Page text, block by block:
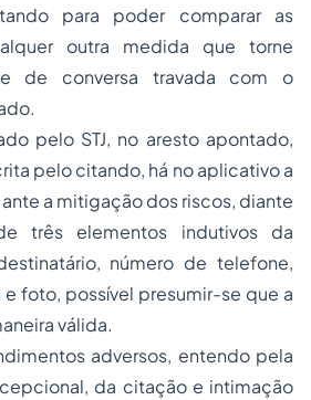
para poder comparar as
outra medida que torne
de conversa travada com o
pelo STJ, no aresto apontado,
pelo citando, há no aplicativo a
a mitigação dos riscos, diante
três elementos indutivos da
número de telefone,
foto, possível presumir-se que a
válida.
adversos, entendo pela
da citação e intimação